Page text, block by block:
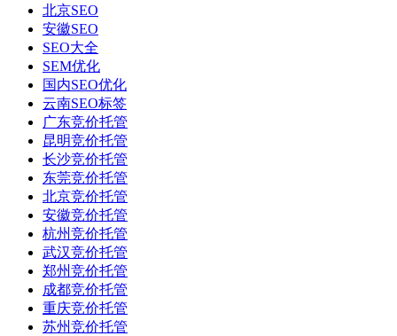
北京SEO
安徽SEO
SEO大全
SEM优化
国内SEO优化
云南SEO标签
广东竞价托管
昆明竞价托管
长沙竞价托管
东莞竞价托管
北京竞价托管
安徽竞价托管
杭州竞价托管
武汉竞价托管
郑州竞价托管
成都竞价托管
重庆竞价托管
苏州竞价托管